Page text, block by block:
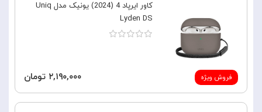
فروش ویژه
کاور ایرپاد 4 (2024) یونیک مدل Uniq
Lyden DS
۲,۱۹۰,۰۰۰ تومان